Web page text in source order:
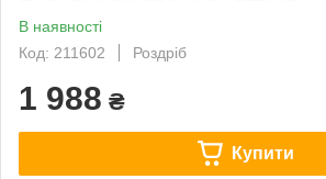
В наявності
Код: 211602
Роздріб
1 988 ₴
Купити